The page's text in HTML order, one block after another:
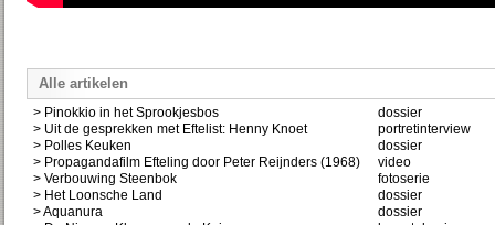
Alle artikelen
> Pinokkio in het Sprookjesbos
dossier
> Uit de gesprekken met Eftelist: Henny Knoet
portretinterview
> Polles Keuken
dossier
> Propagandafilm Efteling door Peter Reijnders (1968)
video
> Verbouwing Steenbok
fotoserie
> Het Loonsche Land
dossier
> Aquanura
dossier